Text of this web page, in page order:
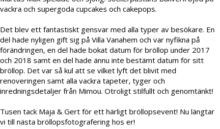
vackra och supergoda cupcakes och cakepops.
Det blev ett fantastiskt gensvar med alla typer av besökare. En
del hade nyligen gift sig på Villa Vanahem och var nyfikna på
förändringen, en del hade bokat datum för bröllop under 2017
och 2018 samt en del hade ännu inte bestämt datum för sitt
bröllop. Det var så kul att se vilket lyft det blivit med
renoveringen samt alla vackra tapeter, tyger och
inredningsdetaljer från Mimou. Otroligt stilfullt och genomtänkt!
Tusen tack Maja & Gert för ett härligt bröllopsevent! Nu längtar
vi till nästa bröllopsfotografering hos er!